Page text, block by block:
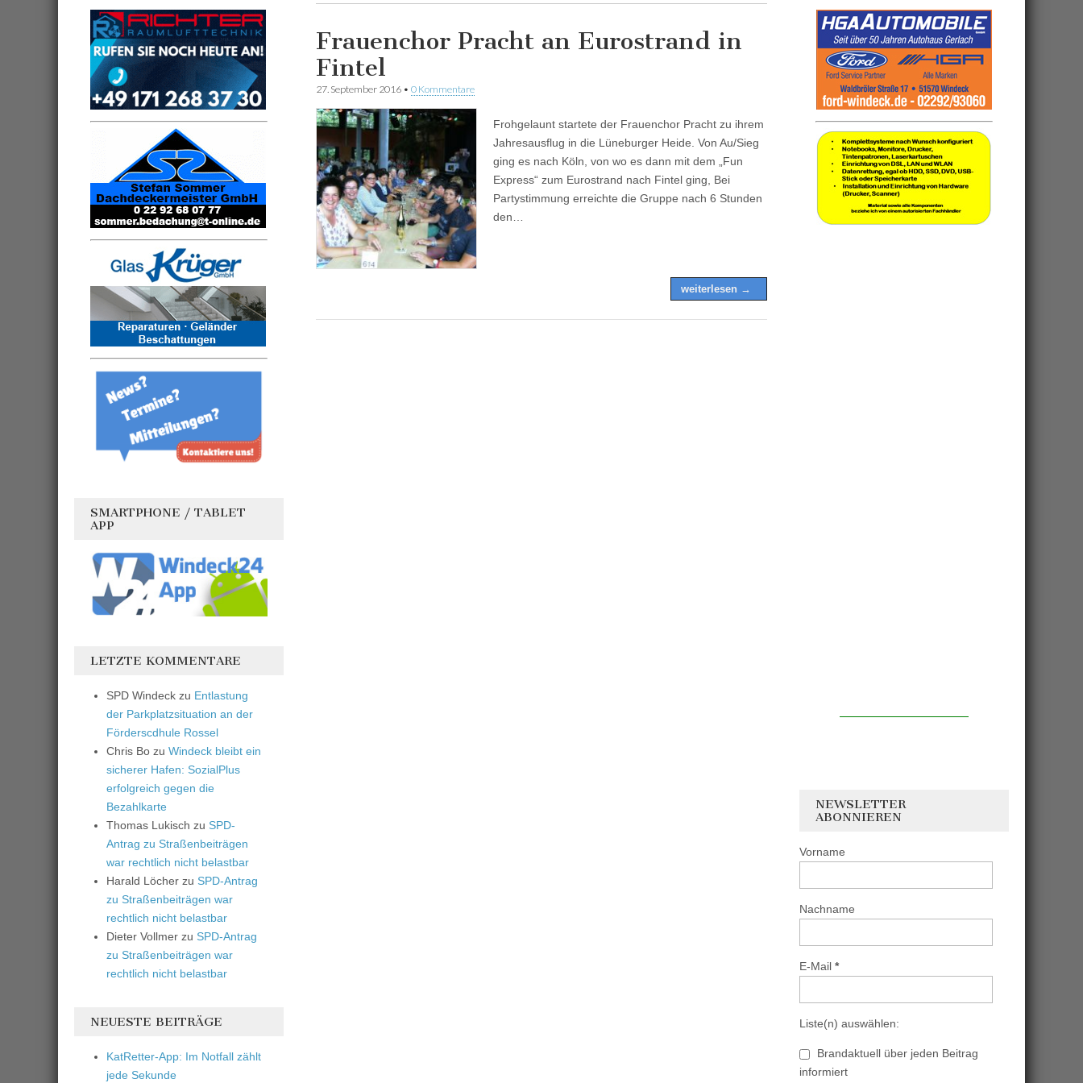
Frauenchor Pracht an Eurostrand in
Fintel
27. September 2016 • 0 Kommentare
Frohgelaunt startete der Frauenchor Pracht zu ihrem
Jahresausflug in die Lüneburger Heide. Von Au/Sieg
ging es nach Köln, von wo es dann mit dem „Fun
Express“ zum Eurostrand nach Fintel ging, Bei
Partystimmung erreichte die Gruppe nach 6 Stunden
den…
weiterlesen →
SMARTPHONE / TABLET
APP
LETZTE KOMMENTARE
SPD Windeck zu Entlastung
der Parkplatzsituation an der
Förderscdhule Rossel
Chris Bo zu Windeck bleibt ein
sicherer Hafen: SozialPlus
erfolgreich gegen die
Bezahlkarte
Thomas Lukisch zu SPD-
Antrag zu Straßenbeiträgen
war rechtlich nicht belastbar
Harald Löcher zu SPD-Antrag
zu Straßenbeiträgen war
rechtlich nicht belastbar
Dieter Vollmer zu SPD-Antrag
zu Straßenbeiträgen war
rechtlich nicht belastbar
NEUESTE BEITRÄGE
KatRetter-App: Im Notfall zählt
jede Sekunde
NEWSLETTER
ABONNIEREN
Vorname
Nachname
E-Mail *
Liste(n) auswählen:
Brandaktuell über jeden Beitrag
informiert